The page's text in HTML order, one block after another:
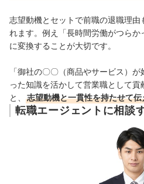
志望動機とセットで前職の退職理由
れます。例え「長時間労働がつら
に変換することが大切です。
「御社の〇〇（商品やサービス）
った知識を活かして営業職として
と、
志望動機と一貫性を持たせて
転職エージェントに相談